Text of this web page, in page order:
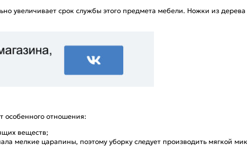
увеличивает срок службы этого предмета мебели. Ножки из
особенного отношения:
веществ;
мелкие царапины, поэтому уборку следует производить мягкой